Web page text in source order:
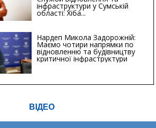
інфраструктури у Сумській
області: Хіба...
Нардеп Микола Задорожній:
Маємо чотири напрямки по
відновленню та будівництву
критичної інфраструктури
ВІДЕО